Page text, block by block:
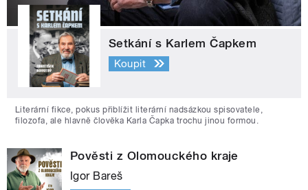
Setkání s Karlem Čapkem
Koupit
Literární fikce, pokus přiblížit literární nadsázkou spisovatele,
filozofa, ale hlavně člověka Karla Čapka trochu jinou formou.
Pověsti z Olomouckého kraje
Igor Bareš